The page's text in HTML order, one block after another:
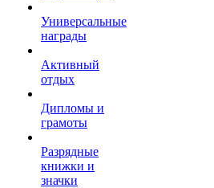
Универсальные
награды
Активный
отдых
Дипломы и
грамоты
Разрядные
книжки и
значки